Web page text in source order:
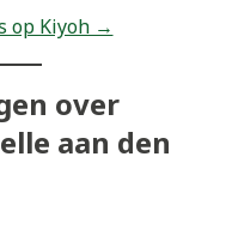
op Kiyoh →
over
aan den